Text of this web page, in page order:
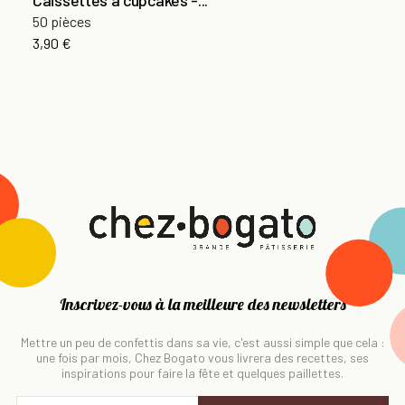
50 pièces
3,90 €
Inscrivez-vous à la meilleure des newsletters
Mettre un peu de confettis dans sa vie, c'est aussi simple que cela :
une fois par mois, Chez Bogato vous livrera des recettes, ses
inspirations pour faire la fête et quelques paillettes.